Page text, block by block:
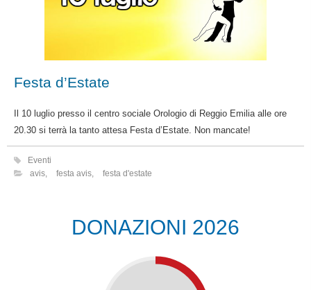
Festa d’Estate
Il 10 luglio presso il centro sociale Orologio di Reggio Emilia alle ore
20.30 si terrà la tanto attesa Festa d’Estate. Non mancate!
Eventi
avis
festa avis festa d'estate
DONAZIONI 2026